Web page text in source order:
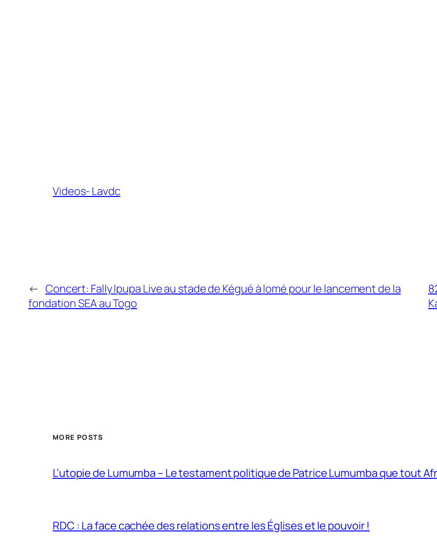
Videos- Lavdc
← Concert: Fally Ipupa Live au stade de Kégué à lomé pour le lancement de la
fondation SEA au Togo
MORE POSTS
L’utopie de Lumumba – Le testament politique de Patrice Lumumba que tout
RDC : La face cachée des relations entre les Églises et le pouvoir !